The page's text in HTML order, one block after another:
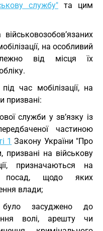
службу" та цим
на особливий
від місця їх
час мобілізації, на
призвані:
служби у зв’язку із
частиною
1 Закону України "Про
на військову
призначаються на
посад, щодо яких
влади;
засуджено до
волі, арешту чи